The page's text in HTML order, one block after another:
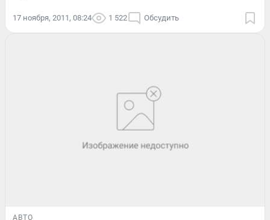
17 ноября, 2011, 08:24 1 522 Обсудить
АВТО